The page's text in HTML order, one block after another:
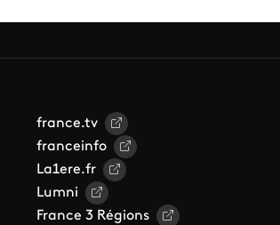
france.tv
franceinfo
La1ere.fr
Lumni
France 3 Régions